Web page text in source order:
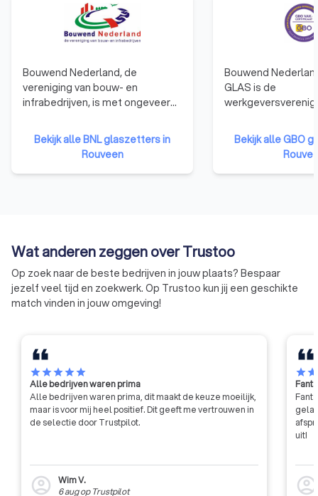
Bouwend Nederland, de
vereniging van bouw- en
infrabedrijven, is met ongeveer
bouwbedrijven de grootste
ondernemersorganisatie in de
bouw. Bouwend Nederland
verenigt, verbindt en
vernieuwing van de
leefomgeving.
Bekijk alle BNL glaszetters in
Rouveen
Bouwend
GLAS is de
vlakglasbranche.
is de
bedrijven die zich
met het
Bekijk alle GBO
Wat anderen zeggen over Trustoo
Op zoek naar de beste bedrijven in jouw plaats? Bespaar
jezelf veel tijd en zoekwerk. Op Trustoo kun jij een geschikte
match vinden in jouw omgeving!
starstarstarstarstar
Alle bedrijven waren prima
Alle bedrijven waren prima, dit maakt de keuze moeilijk,
maar is voor mij heel positief. Dit geeft me vertrouwen in
de selectie door Trustpilot.
account_circle
Wim V.
6 augop Trustpilot
starstar
uit!
account_circle